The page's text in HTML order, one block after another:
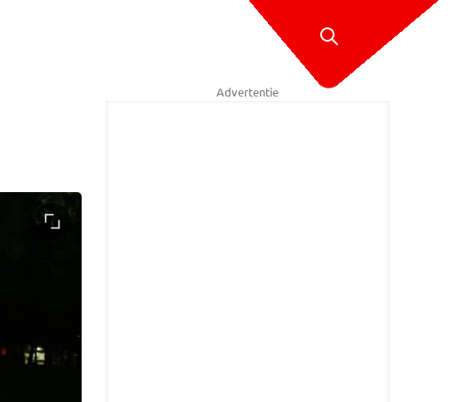
Advertentie